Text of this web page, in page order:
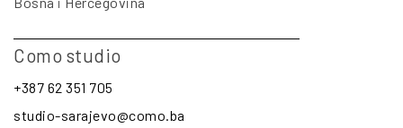
Como studio
+387 62 351 705
studio-sarajevo@como.ba